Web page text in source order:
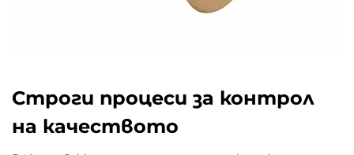
Строги процеси за контрол
на качеството